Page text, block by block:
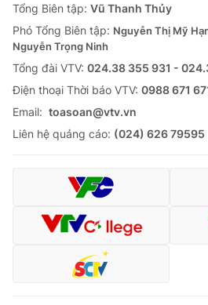
Tổng Biên tập: Vũ Thanh Thủy
Phó Tổng Biên tập: Nguyễn Thị Mỹ
Nguyễn Trọng Ninh
Tổng đài VTV: 024.38 355 931 -
Ðiện thoại Thời báo VTV: 0988 671
Email: toasoan@vtv.vn
Liên hệ quảng cáo: (024) 626 79595